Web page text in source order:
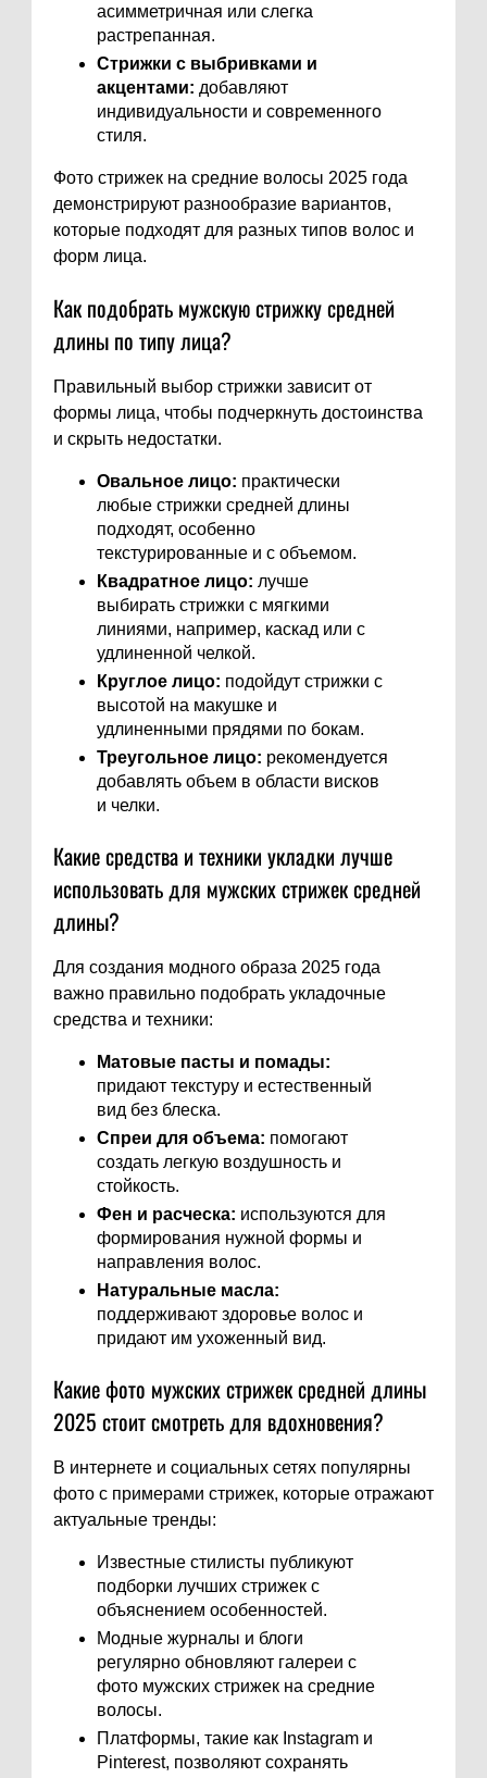
асимметричная или слегка
растрепанная.
Стрижки с выбривками и
акцентами: добавляют
индивидуальности и современного
стиля.
Фото стрижек на средние волосы 2025 года
демонстрируют разнообразие вариантов,
которые подходят для разных типов волос и
форм лица.
Как подобрать мужскую стрижку средней
длины по типу лица?
Правильный выбор стрижки зависит от
формы лица, чтобы подчеркнуть достоинства
и скрыть недостатки.
Овальное лицо: практически
любые стрижки средней длины
подходят, особенно
текстурированные и с объемом.
Квадратное лицо: лучше
выбирать стрижки с мягкими
линиями, например, каскад или с
удлиненной челкой.
Круглое лицо: подойдут стрижки с
высотой на макушке и
удлиненными прядями по бокам.
Треугольное лицо: рекомендуется
добавлять объем в области висков
и челки.
Какие средства и техники укладки лучше
использовать для мужских стрижек средней
длины?
Для создания модного образа 2025 года
важно правильно подобрать укладочные
средства и техники:
Матовые пасты и помады:
придают текстуру и естественный
вид без блеска.
Спреи для объема: помогают
создать легкую воздушность и
стойкость.
Фен и расческа: используются для
формирования нужной формы и
направления волос.
Натуральные масла:
поддерживают здоровье волос и
придают им ухоженный вид.
Какие фото мужских стрижек средней длины
2025 стоит смотреть для вдохновения?
В интернете и социальных сетях популярны
фото с примерами стрижек, которые отражают
актуальные тренды:
Известные стилисты публикуют
подборки лучших стрижек с
объяснением особенностей.
Модные журналы и блоги
регулярно обновляют галереи с
фото мужских стрижек на средние
волосы.
Платформы, такие как Instagram и
Pinterest, позволяют сохранять